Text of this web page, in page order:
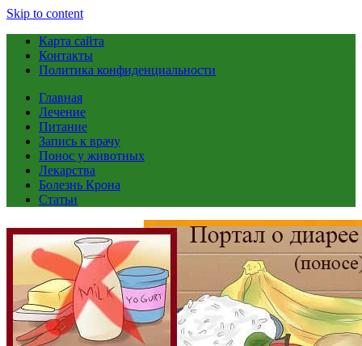
Skip to content
Карта сайта
Контакты
Политика конфиденциальности
Главная
Лечение
Питание
Запись к врачу
Понос у животных
Лекарства
Болезнь Крона
Статьи